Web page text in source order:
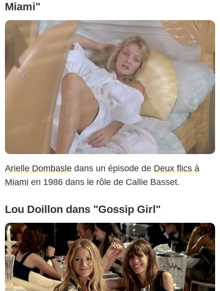
Miami"
Arielle Dombasle dans un épisode de Deux flics à
Miami en 1986 dans le rôle de Callie Basset.
Lou Doillon dans "Gossip Girl"